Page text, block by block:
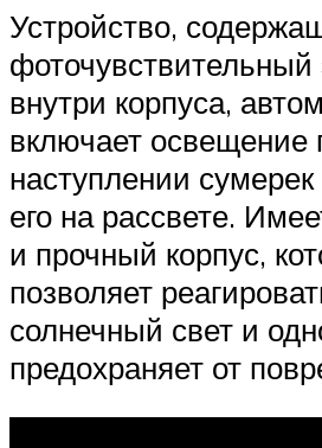
Устройство,
фоточувствительный
внутри корпуса,
включает освещение
наступлении
его на рассвете.
и прочный корпус,
позволяет
солнечный свет и
предохраняет от